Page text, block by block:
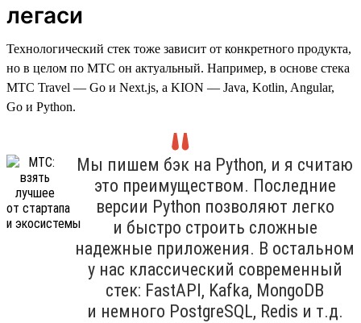
легаси
Технологический стек тоже зависит от конкретного продукта,
но в целом по МТС он актуальный. Например, в основе стека
МТС Travel — Go и Next.js, а KION — Java, Kotlin, Angular,
Go и Python.
Мы пишем бэк на Python, и я считаю
это преимуществом. Последние
версии Python позволяют легко
и быстро строить сложные
надежные приложения. В остальном
у нас классический современный
стек: FastAPI, Kafka, MongoDB
и немного PostgreSQL, Redis и т.д.